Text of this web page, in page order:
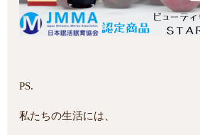
PS.
私たちの生活には、